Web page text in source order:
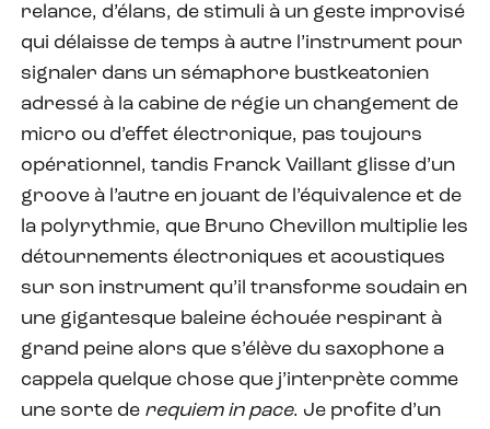
relance, d’élans, de stimuli à un geste improvisé
qui délaisse de temps à autre l’instrument pour
signaler dans un sémaphore bustkeatonien
adressé à la cabine de régie un changement de
micro ou d’effet électronique, pas toujours
opérationnel, tandis Franck Vaillant glisse d’un
groove à l’autre en jouant de l’équivalence et de
la polyrythmie, que Bruno Chevillon multiplie les
détournements électroniques et acoustiques
sur son instrument qu’il transforme soudain en
une gigantesque baleine échouée respirant à
grand peine alors que s’élève du saxophone a
cappela quelque chose que j’interprète comme
une sorte de requiem in pace. Je profite d’un